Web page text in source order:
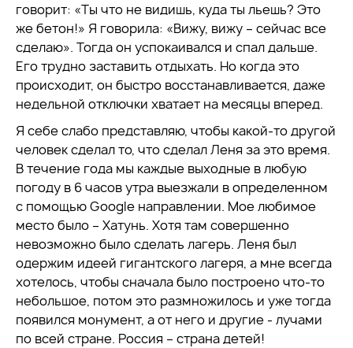
говорит: «Ты что не видишь, куда ты льешь? Это
же бетон!» Я говорила: «Вижу, вижу – сейчас все
сделаю». Тогда он успокаивался и спал дальше.
Его трудно заставить отдыхать. Но когда это
происходит, он быстро восстанавливается, даже
недельной отключки хватает на месяцы вперед.
Я себе слабо представляю, чтобы какой-то другой
человек сделал то, что сделал Леня за это время.
В течение года мы каждые выходные в любую
погоду в 6 часов утра выезжали в определенном
с помощью Google направлении. Мое любимое
место было – Хатунь. Хотя там совершенно
невозможно было сделать лагерь. Леня был
одержим идеей гигантского лагеря, а мне всегда
хотелось, чтобы сначала было построено что-то
небольшое, потом это размножилось и уже тогда
появился монумент, а от него и другие - лучами
по всей стране. Россия – страна детей!